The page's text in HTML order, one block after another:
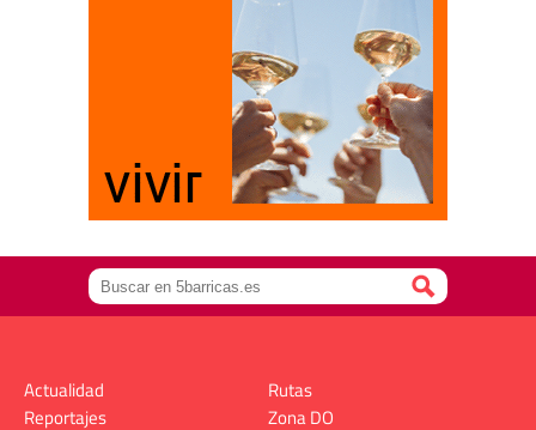
Actualidad
Reportajes
Rutas
Zona DO